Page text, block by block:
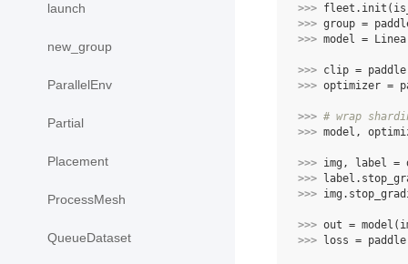
launch
new_group
ParallelEnv
Partial
Placement
ProcessMesh
QueueDataset
>>> fleet . init (
>>> group =
>>> model =
>>> clip = paddle
>>> optimizer =
>>> # wrap
>>> model ,
>>> img , label =
>>>
label .
>>> img .
>>> out = model (
>>>
loss = paddle